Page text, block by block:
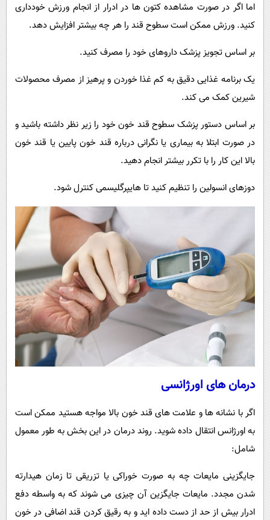
اما اگر در صورت مشاهده کتون ها در ادرار از انجام ورزش خودداری
کنید. ورزش ممکن است سطوح قند را هر چه بیشتر افزایش دهد.
بر اساس تجویز پزشک داروهای خود را مصرف کنید.
یک برنامه غذایی دقیق به کم غذا خوردن و پرهیز از مصرف محصولات
شیرین کمک می کند.
بر اساس دستور پزشک سطوح قند خون خود را زیر نظر داشته باشید و
در صورت ابتلا به بیماری یا نگرانی درباره قند خون پایین یا قند خون
بالا این کار را با تکرر بیشتر انجام دهید.
دوزهای انسولین را تنظیم کنید تا هایپرگلیسمی کنترل شود.
درمان های اورژانسی
اگر با نشانه ها و علامت های قند خون بالا مواجه هستید ممکن است
به اورژانس انتقال داده شوید. روند درمان در این بخش به طور معمول
شامل:
جایگزینی مایعات چه به صورت خوراکی یا تزریقی تا زمان هیدارته
شدن مجدد. مایعات جایگزین آن چیزی می شوند که به واسطه دفع
ادرار بیش از حد از دست داده اید و به رقیق کردن قند اضافی در خون